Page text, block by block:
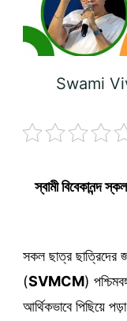
Swami
স্বামী বিবেকানন্দ
সকল ছাত্র ছাত্রিদের
(SVMCM)
আর্থিকভাবে পিছিয়ে পড়া